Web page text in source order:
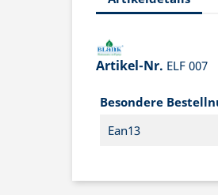
Artikel-Nr. ELF 007
Besondere
Ean13